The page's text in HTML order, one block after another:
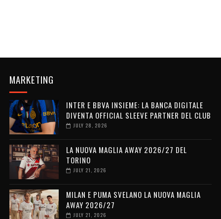
MARKETING
INTER E BBVA INSIEME: LA BANCA DIGITALE
DIVENTA OFFICIAL SLEEVE PARTNER DEL CLUB
JULY 28, 2026
LA NUOVA MAGLIA AWAY 2026/27 DEL
TORINO
JULY 21, 2026
MILAN E PUMA SVELANO LA NUOVA MAGLIA
AWAY 2026/27
JULY 21, 2026